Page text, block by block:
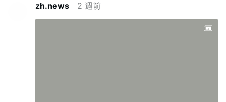
顆單純、誠實的心，只有這樣的禱告才能蒙主的稱
許。 如果我們平時趕時間上班，那我們可以在等公
交車時，把心安靜在主的面前禱告，或者坐在公交
zh.news 2 週前